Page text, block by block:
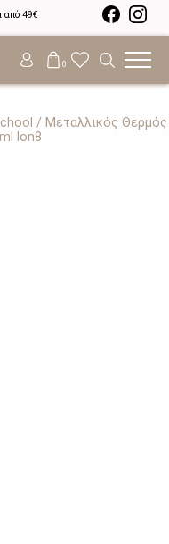
από 49€
0
/ Μεταλλικός Θερμός
Ion8